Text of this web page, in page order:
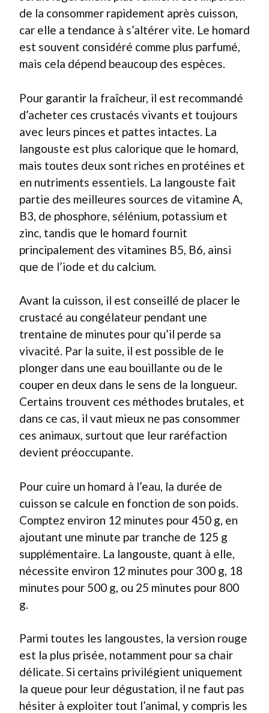
de la consommer rapidement après cuisson,
car elle a tendance à s’altérer vite. Le homard
est souvent considéré comme plus parfumé,
mais cela dépend beaucoup des espèces.
Pour garantir la fraîcheur, il est recommandé
d’acheter ces crustacés vivants et toujours
avec leurs pinces et pattes intactes. La
langouste est plus calorique que le homard,
mais toutes deux sont riches en protéines et
en nutriments essentiels. La langouste fait
partie des meilleures sources de vitamine A,
B3, de phosphore, sélénium, potassium et
zinc, tandis que le homard fournit
principalement des vitamines B5, B6, ainsi
que de l’iode et du calcium.
Avant la cuisson, il est conseillé de placer le
crustacé au congélateur pendant une
trentaine de minutes pour qu’il perde sa
vivacité. Par la suite, il est possible de le
plonger dans une eau bouillante ou de le
couper en deux dans le sens de la longueur.
Certains trouvent ces méthodes brutales, et
dans ce cas, il vaut mieux ne pas consommer
ces animaux, surtout que leur raréfaction
devient préoccupante.
Pour cuire un homard à l’eau, la durée de
cuisson se calcule en fonction de son poids.
Comptez environ 12 minutes pour 450 g, en
ajoutant une minute par tranche de 125 g
supplémentaire. La langouste, quant à elle,
nécessite environ 12 minutes pour 300 g, 18
minutes pour 500 g, ou 25 minutes pour 800
g.
Parmi toutes les langoustes, la version rouge
est la plus prisée, notamment pour sa chair
délicate. Si certains privilégient uniquement
la queue pour leur dégustation, il ne faut pas
hésiter à exploiter tout l’animal, y compris les